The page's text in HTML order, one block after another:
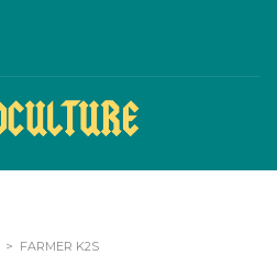
> FARMER K2S